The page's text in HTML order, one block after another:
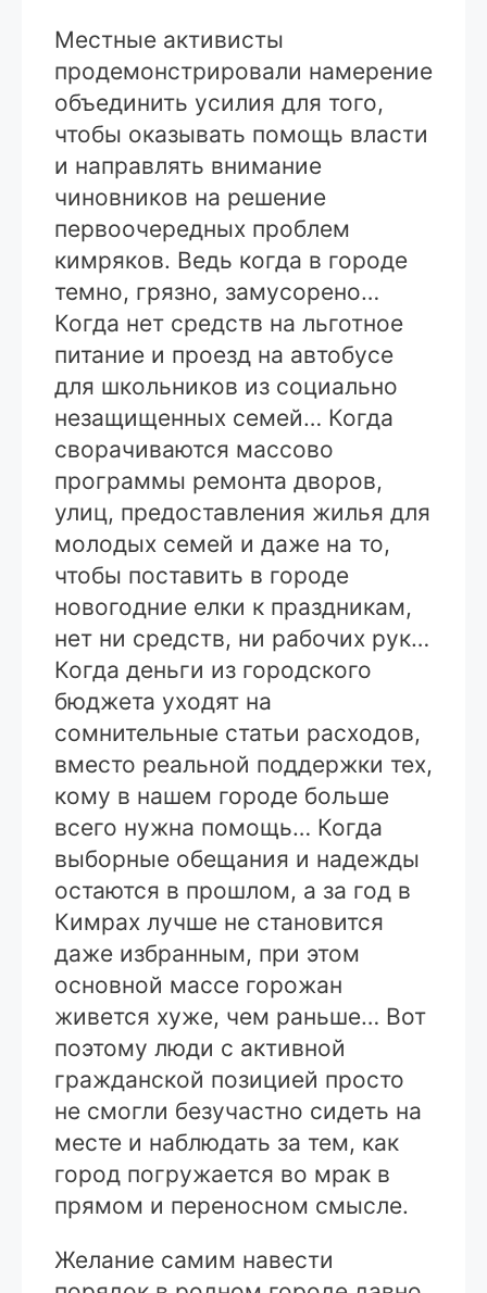
Местные активисты
продемонстрировали намерение
объединить усилия для того,
чтобы оказывать помощь власти
и направлять внимание
чиновников на решение
первоочередных проблем
кимряков. Ведь когда в городе
темно, грязно, замусорено…
Когда нет средств на льготное
питание и проезд на автобусе
для школьников из социально
незащищенных семей… Когда
сворачиваются массово
программы ремонта дворов,
улиц, предоставления жилья для
молодых семей и даже на то,
чтобы поставить в городе
новогодние елки к праздникам,
нет ни средств, ни рабочих рук…
Когда деньги из городского
бюджета уходят на
сомнительные статьи расходов,
вместо реальной поддержки тех,
кому в нашем городе больше
всего нужна помощь… Когда
выборные обещания и надежды
остаются в прошлом, а за год в
Кимрах лучше не становится
даже избранным, при этом
основной массе горожан
живется хуже, чем раньше… Вот
поэтому люди с активной
гражданской позицией просто
не смогли безучастно сидеть на
месте и наблюдать за тем, как
город погружается во мрак в
прямом и переносном смысле.
Желание самим навести